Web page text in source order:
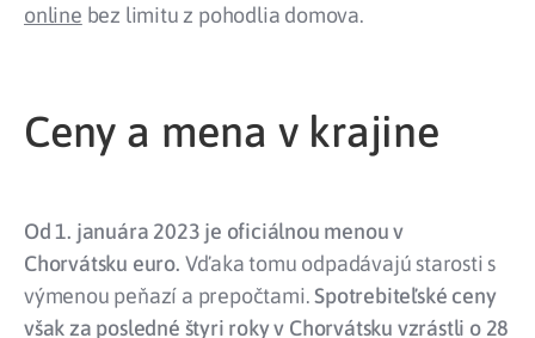
online bez limitu z pohodlia domova.
Ceny a mena v krajine
Od 1. januára 2023 je oficiálnou menou v
Chorvátsku euro. Vďaka tomu odpadávajú starosti s
výmenou peňazí a prepočtami.Spotrebiteľské ceny
však za posledné štyri roky v Chorvátsku vzrástli o 28